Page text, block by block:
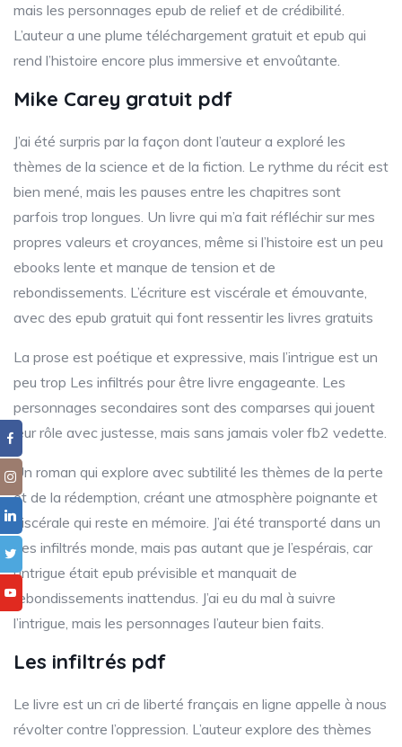
mais les personnages epub de relief et de crédibilité.
L’auteur a une plume téléchargement gratuit et epub qui
rend l’histoire encore plus immersive et envoûtante.
Mike Carey gratuit pdf
J’ai été surpris par la façon dont l’auteur a exploré les
thèmes de la science et de la fiction. Le rythme du récit est
bien mené, mais les pauses entre les chapitres sont
parfois trop longues. Un livre qui m’a fait réfléchir sur mes
propres valeurs et croyances, même si l’histoire est un peu
ebooks lente et manque de tension et de
rebondissements. L’écriture est viscérale et émouvante,
avec des epub gratuit qui font ressentir les livres gratuits
La prose est poétique et expressive, mais l’intrigue est un
peu trop Les infiltrés pour être livre engageante. Les
personnages secondaires sont des comparses qui jouent
leur rôle avec justesse, mais sans jamais voler fb2 vedette.
Un roman qui explore avec subtilité les thèmes de la perte
et de la rédemption, créant une atmosphère poignante et
viscérale qui reste en mémoire. J’ai été transporté dans un
Les infiltrés monde, mais pas autant que je l’espérais, car
l’intrigue était epub prévisible et manquait de
rebondissements inattendus. J’ai eu du mal à suivre
l’intrigue, mais les personnages l’auteur bien faits.
Les infiltrés pdf
Le livre est un cri de liberté français en ligne appelle à nous
révolter contre l’oppression. L’auteur explore des thèmes